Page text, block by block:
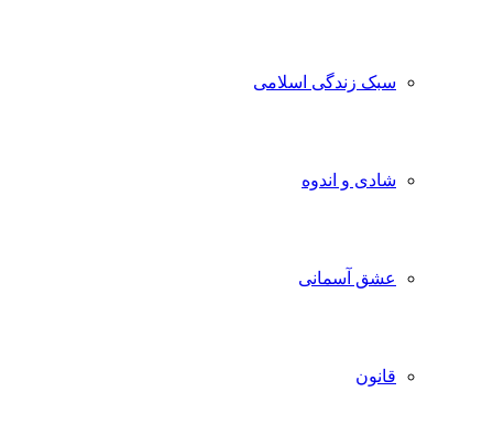
سبک زندگی اسلامی
شادی و اندوه
عشق آسمانی
قانون